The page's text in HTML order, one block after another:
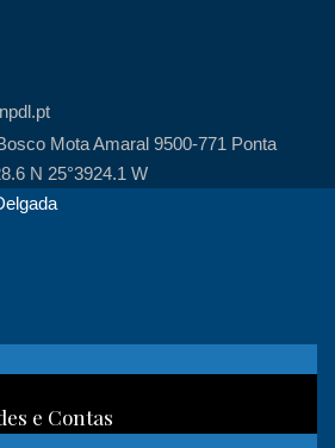
Mota Amaral 9500-771 Ponta
N 25°3924.1 W
e Contas